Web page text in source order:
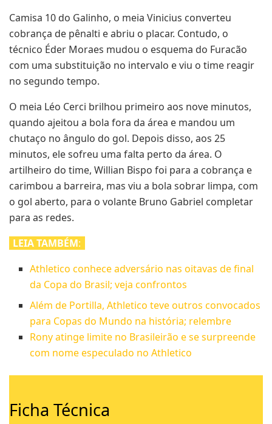
Camisa 10 do Galinho, o meia Vinicius converteu
cobrança de pênalti e abriu o placar. Contudo, o
técnico Éder Moraes mudou o esquema do Furacão
com uma substituição no intervalo e viu o time reagir
no segundo tempo.
O meia Léo Cerci brilhou primeiro aos nove minutos,
quando ajeitou a bola fora da área e mandou um
chutaço no ângulo do gol. Depois disso, aos 25
minutos, ele sofreu uma falta perto da área. O
artilheiro do time, Willian Bispo foi para a cobrança e
carimbou a barreira, mas viu a bola sobrar limpa, com
o gol aberto, para o volante Bruno Gabriel completar
para as redes.
LEIA TAMBÉM:
Athletico conhece adversário nas oitavas de final
da Copa do Brasil; veja confrontos
Além de Portilla, Athletico teve outros convocados
para Copas do Mundo na história; relembre
Rony atinge limite no Brasileirão e se surpreende
com nome especulado no Athletico
Ficha Técnica